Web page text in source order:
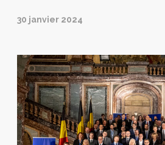
30 janvier 2024